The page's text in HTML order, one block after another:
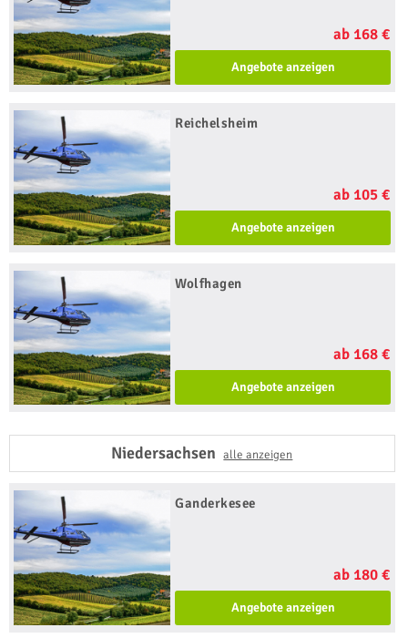
ab 168 €
Angebote anzeigen
Reichelsheim
ab 105 €
Angebote anzeigen
Wolfhagen
ab 168 €
Angebote anzeigen
Niedersachsenalle anzeigen
Ganderkesee
ab 180 €
Angebote anzeigen